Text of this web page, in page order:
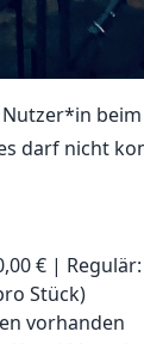
beim
darf nicht
€ |
Stück)
vorhanden